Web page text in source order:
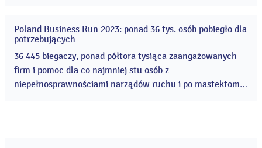
05
2023
Poland Business Run 2023: ponad 36 tys. osób pobiegło dla
potrzebujących
36 445 biegaczy, ponad półtora tysiąca zaangażowanych
firm i pomoc dla co najmniej stu osób z
niepełnosprawnościami narządów ruchu i po mastektomii.